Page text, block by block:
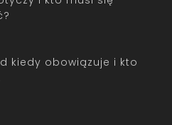
kiedy obowiązuje i kto